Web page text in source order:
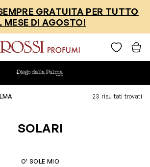
GRATUITA PER TUTTO
MESE DI AGOSTO!
23 risultati trovati
SOLARI
O' SOLE MIO